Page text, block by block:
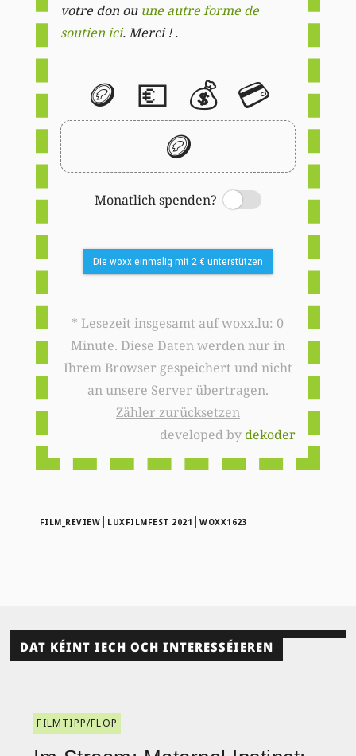
votre don ou une autre forme de
soutien ici. Merci ! .
🪙 💶 💰 💳
🪙
Monatlich spenden?
Switch
Die woxx einmalig mit 2 € unterstützen
* Lesezeit insgesamt auf woxx.lu: 0
Minute. Diese Daten werden nur in
Ihrem Browser gespeichert und nicht
an unsere Server übertragen.
Zähler zurücksetzen
developed bydekoder
FILM_REVIEW | LUXFILMFEST 2021 |WOXX1623
DAT KÉINT IECH OCH INTERESSÉIEREN
FILMTIPP/FLOP